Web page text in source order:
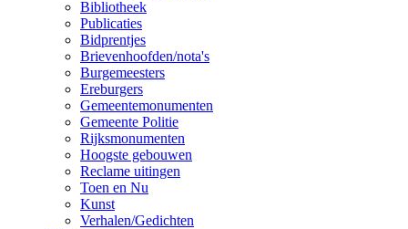
Bibliotheek
Publicaties
Bidprentjes
Brievenhoofden/nota's
Burgemeesters
Ereburgers
Gemeentemonumenten
Gemeente Politie
Rijksmonumenten
Hoogste gebouwen
Reclame uitingen
Toen en Nu
Kunst
Verhalen/Gedichten